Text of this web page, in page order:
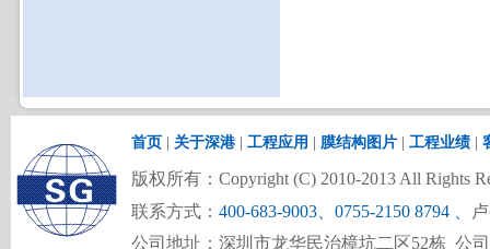
首页 关于深港 |工程应用 膜结构图片 |工程业绩|
版权所有：Copyright (C) 2010-2013 All Rights
联系方式：400-683-9003、0755-2150 8794
公司地址：深圳市龙华民治樟坑二区52栋 公